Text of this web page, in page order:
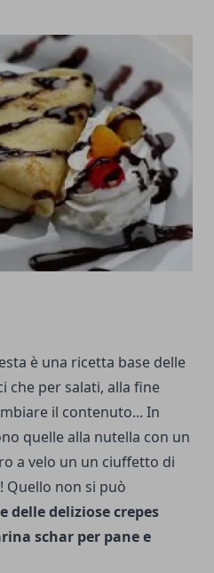
è una ricetta base delle
che per salati, alla fine
il contenuto... In
quelle alla nutella con un
a velo un un ciuffetto di
Quello non si può
delle deliziose crepes
schar per pane e